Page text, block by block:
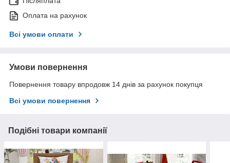
Оплата на рахунок
Всі умови оплати
Умови повернення
Повернення товару впродовж 14 днів за рахунок покупця
Всі умови повернення
Подібні товари компанії